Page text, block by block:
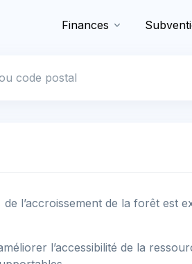
Finances
l’accroissement de la forêt est
l’accessibilité de la